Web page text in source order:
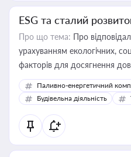
ESG та сталий
Про що тема: Про
урахуванням екологічних,
факторів для досягнення
Паливно-енергетичний
Будівельна діяльність